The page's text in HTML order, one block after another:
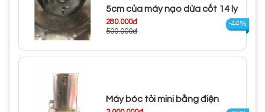
5cm của máy nạo dừa cốt 14 ly
280.000đ
500.000đ
-44%
Máy bóc tỏi mini bằng điện